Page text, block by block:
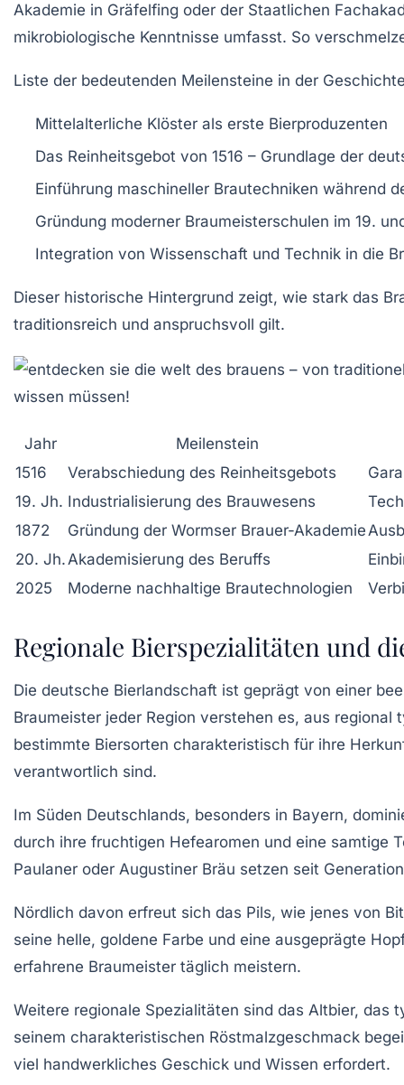
Akademie in Gräfelfing oder der Staatlichen
mikrobiologische Kenntnisse umfasst. So
Liste der bedeutenden Meilensteine in der
Mittelalterliche Klöster als erste Bierproduzenten
Das Reinheitsgebot von 1516 – Grundlage der
Einführung maschineller Brautechniken während
Gründung moderner Braumeisterschulen im 19.
Integration von Wissenschaft und Technik in die
Dieser historische Hintergrund zeigt, wie stark das
traditionsreich und anspruchsvoll gilt.
Jahr
Meilenstein
1516
Verabschiedung des Reinheitsgebots
19. Jh. Industrialisierung des Brauwesens
1872
Gründung der Wormser Brauer-Akademie
20. Jh.Akademisierung des Beruffs
2025
Moderne nachhaltige Brautechnologien
Regionale Bierspezialitäten und
Die deutsche Bierlandschaft ist geprägt von einer
Braumeister jeder Region verstehen es, aus
bestimmte Biersorten charakteristisch für ihre
verantwortlich sind.
Im Süden Deutschlands, besonders in Bayern,
durch ihre fruchtigen Hefearomen und eine samtige
Paulaner oder Augustiner Bräu setzen seit
Nördlich davon erfreut sich das Pils, wie jenes von
seine helle, goldene Farbe und eine ausgeprägte
erfahrene Braumeister täglich meistern.
Weitere regionale Spezialitäten sind das Altbier, das
seinem charakteristischen Röstmalzgeschmack
viel handwerkliches Geschick und Wissen erfordert.